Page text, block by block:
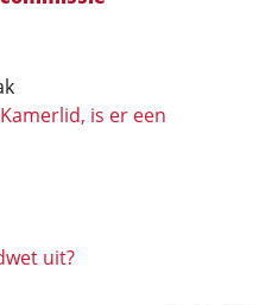
is er een
uit?